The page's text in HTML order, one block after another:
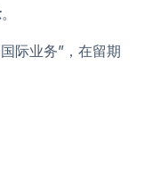
。
际业务”，在留期